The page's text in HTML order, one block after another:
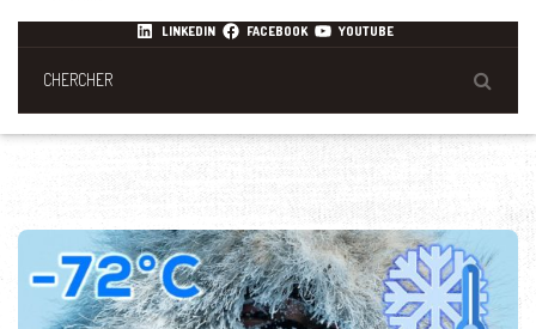
LINKEDIN FACEBOOK YOUTUBE